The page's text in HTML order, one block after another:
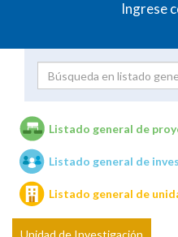
Ingrese
Unidades de
Listado general de
Listado general de
Listado general de
Unidad de Investigación